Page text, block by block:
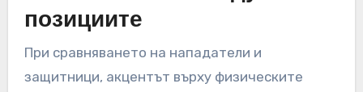
позициите
При сравняването на нападатели и
защитници, акцентът върху физическите